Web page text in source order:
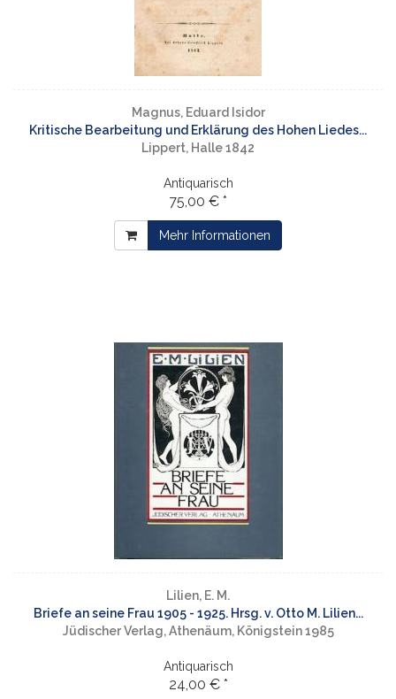
Magnus, Eduard Isidor
Kritische Bearbeitung und Erklärung des Hohen Liedes...
Lippert, Halle 1842
Antiquarisch
75,00 € *
Mehr Informationen
Lilien, E. M.
Briefe an seine Frau 1905 - 1925. Hrsg. v. Otto M. Lilien...
Jüdischer Verlag, Athenäum, Königstein 1985
Antiquarisch
24,00 € *